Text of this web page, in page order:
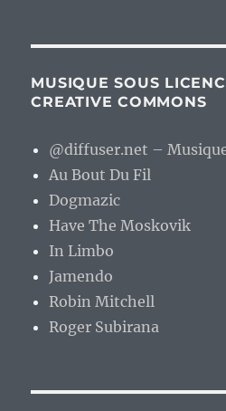
MUSIQUE SOUS
CREATIVE COMMONS
@diffuser.net –
Au Bout Du Fil
Dogmazic
Have The Moskovik
In Limbo
Jamendo
Robin Mitchell
Roger Subirana